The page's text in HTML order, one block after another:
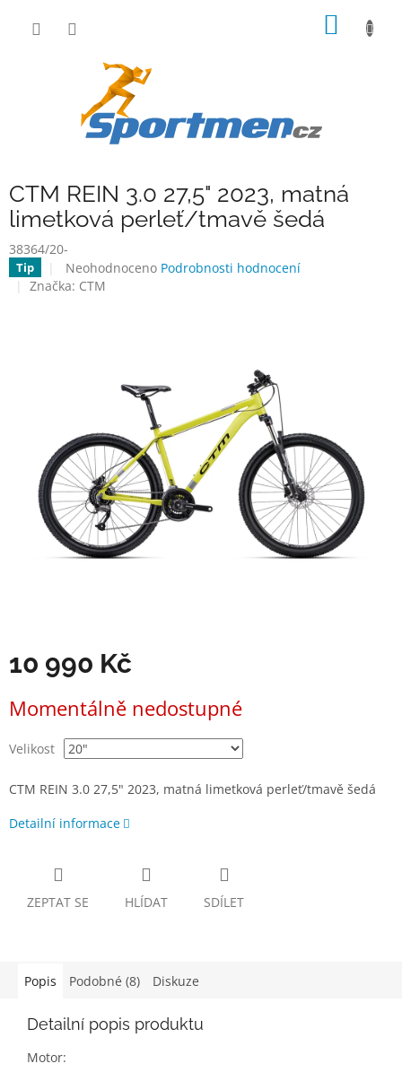
CTM REIN 3.0 27,5" 2023, matná
limetková perleť/tmavě šedá
38364/20-
Tip
Průměrné
hodnocení
hvězdiček.
Neohodnoceno Podrobnosti hodnocení
Značka: CTM
10 990 Kč
cena:
Momentálně nedostupné
Velikost
CTM REIN 3.0 27,5" 2023, matná limetková perleť/tmavě šedá
Detailní informace
ZEPTAT SE HLÍDAT SDÍLET
Popis Podobné (8) Diskuze
Detailní popis produktu
Motor: